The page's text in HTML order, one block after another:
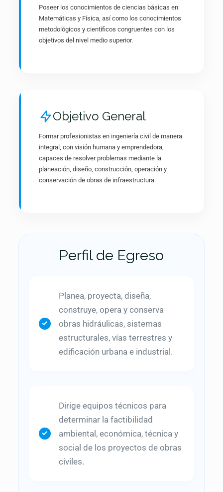
Poseer los conocimientos de ciencias básicas en:
Matemáticas y Física, así como los conocimientos
metodológicos y científicos congruentes con los
objetivos del nivel medio superior.
Objetivo General
Formar profesionistas en ingeniería civil de manera
integral, con visión humana y emprendedora,
capaces de resolver problemas mediante la
planeación, diseño, construcción, operación y
conservación de obras de infraestructura.
Perfil de Egreso
Planea, proyecta, diseña,
construye, opera y conserva
obras hidráulicas, sistemas
estructurales, vías terrestres y
edificación urbana e industrial.
Dirige equipos técnicos para
determinar la factibilidad
ambiental, económica, técnica y
social de los proyectos de obras
civiles.